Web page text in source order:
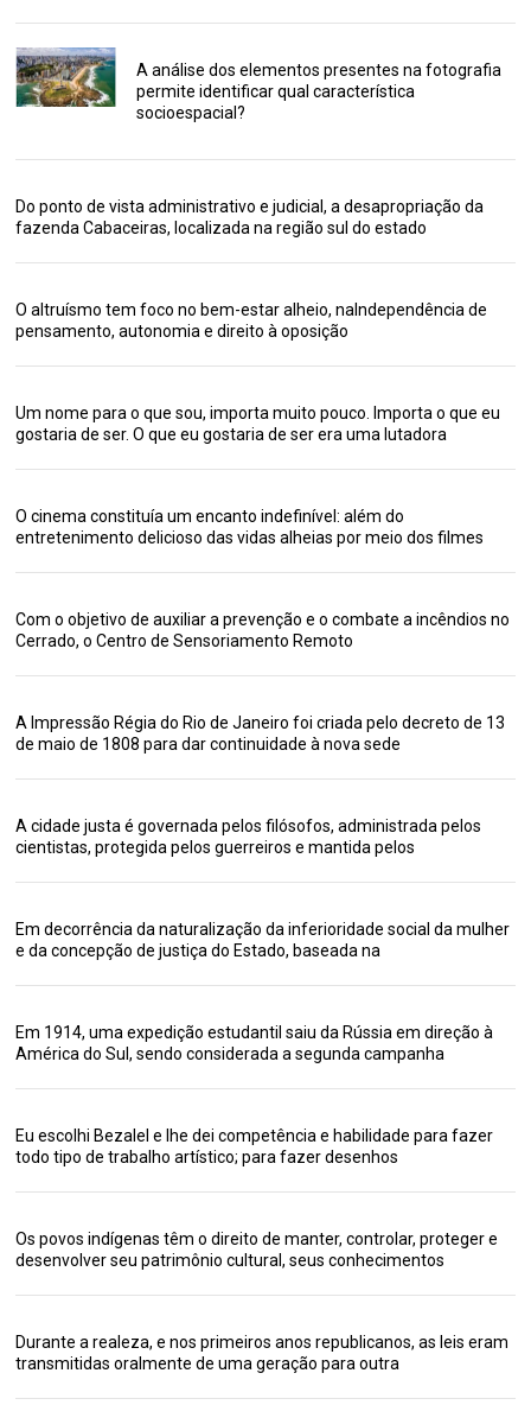
A análise dos elementos presentes na fotografia
permite identificar qual característica
socioespacial?
Do ponto de vista administrativo e judicial, a desapropriação da
fazenda Cabaceiras, localizada na região sul do estado
O altruísmo tem foco no bem-estar alheio, naIndependência de
pensamento, autonomia e direito à oposição
Um nome para o que sou, importa muito pouco. Importa o que eu
gostaria de ser. O que eu gostaria de ser era uma lutadora
O cinema constituía um encanto indefinível: além do
entretenimento delicioso das vidas alheias por meio dos filmes
Com o objetivo de auxiliar a prevenção e o combate a incêndios no
Cerrado, o Centro de Sensoriamento Remoto
A Impressão Régia do Rio de Janeiro foi criada pelo decreto de 13
de maio de 1808 para dar continuidade à nova sede
A cidade justa é governada pelos filósofos, administrada pelos
cientistas, protegida pelos guerreiros e mantida pelos
Em decorrência da naturalização da inferioridade social da mulher
e da concepção de justiça do Estado, baseada na
Em 1914, uma expedição estudantil saiu da Rússia em direção à
América do Sul, sendo considerada a segunda campanha
Eu escolhi Bezalel e lhe dei competência e habilidade para fazer
todo tipo de trabalho artístico; para fazer desenhos
Os povos indígenas têm o direito de manter, controlar, proteger e
desenvolver seu patrimônio cultural, seus conhecimentos
Durante a realeza, e nos primeiros anos republicanos, as leis eram
transmitidas oralmente de uma geração para outra